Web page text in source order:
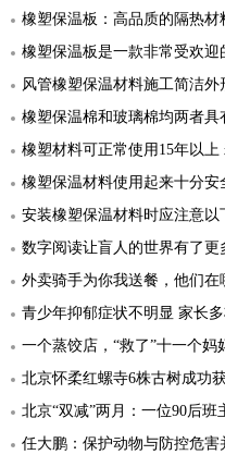
橡塑保温板：高品质的隔热
橡塑保温板是一款非常受欢
风管橡塑保温材料施工简洁
橡塑保温棉和玻璃棉均两者
橡塑材料可正常使用15年以
橡塑保温材料使用起来十分安
安装橡塑保温材料时应注意以
数字阅读让盲人的世界有了更
外卖骑手为你我送餐，他们在
青少年抑郁症状不明显 家长
一个蒸饺店，“救了”十一个妈
北京怀柔红螺寺6株古树成功
北京“双减”两月：一位90后班
任大鹏：保护动物与防控危害